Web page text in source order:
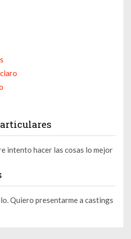
intento hacer las cosas lo mejor
Quiero presentarme a castings